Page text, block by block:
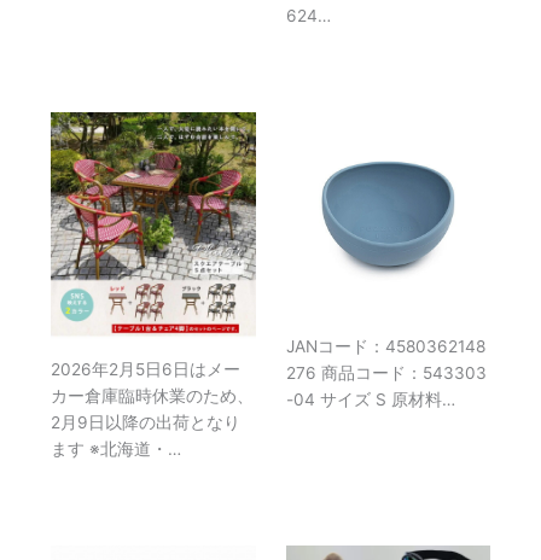
624…
2026年2月5日6日はメー
カー倉庫臨時休業のため、
2月9日以降の出荷となり
ます ※北海道・…
JANコード：4580362148
276 商品コード：543303
-04 サイズ S 原材料…